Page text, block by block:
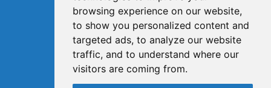
browsing experience on our website,
to show you personalized content and
targeted ads, to analyze our website
traffic, and to understand where our
visitors are coming from.
Μέλος του Ελληνικού
Οργανισμού Τουρισμού
1041E00810043900